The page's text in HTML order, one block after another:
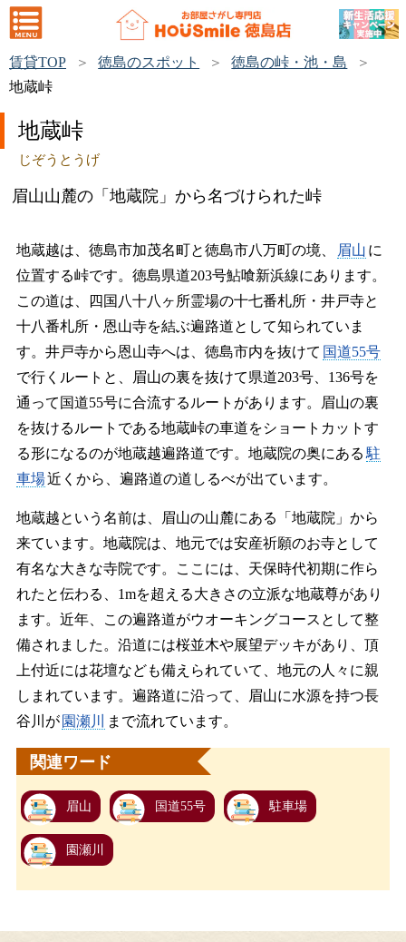
賃貸TOP 徳島のスポット
徳島の峠・池・島
地蔵峠
地蔵峠
じぞうとうげ
眉山山麓の「地蔵院」から名づけられた峠
地蔵越は、徳島市加茂名町と徳島市八万町の境、 眉山 に
位置する峠です。徳島県道203号鮎喰新浜線にあります。
この道は、四国八十八ヶ所霊場の十七番札所・井戸寺と
十八番札所・恩山寺を結ぶ遍路道として知られていま
す。井戸寺から恩山寺へは、徳島市内を抜けて 国道55号
で行くルートと、眉山の裏を抜けて県道203号、136号を
通って国道55号に合流するルートがあります。眉山の裏
を抜けるルートである地蔵峠の車道をショートカットす
る形になるのが地蔵越遍路道です。地蔵院の奥にある 駐
車場近くから、遍路道の道しるべが出ています。
地蔵越という名前は、眉山の山麓にある「地蔵院」から
来ています。地蔵院は、地元では安産祈願のお寺として
有名な大きな寺院です。ここには、天保時代初期に作ら
れたと伝わる、1mを超える大きさの立派な地蔵尊があり
ます。近年、この遍路道がウオーキングコースとして整
備されました。沿道には桜並木や展望デッキがあり、頂
上付近には花壇なども備えられていて、地元の人々に親
しまれています。遍路道に沿って、眉山に水源を持つ長
谷川が 園瀬川 まで流れています。
関連ワード
眉山 国道55号 駐車場
園瀬川